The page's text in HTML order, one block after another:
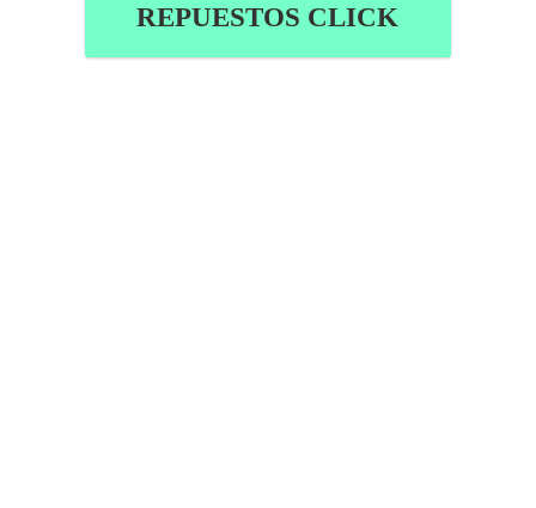
REPUESTOS CLICK